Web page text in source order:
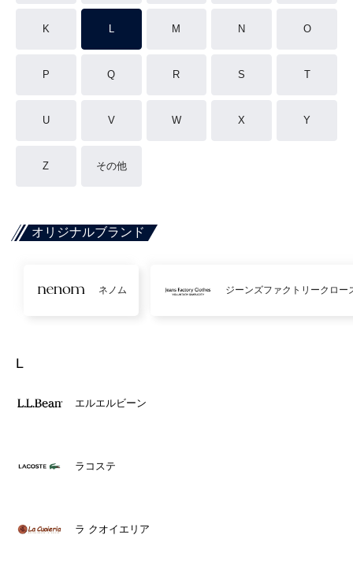
K L M N O
P Q R S T
U V W X Y
Z その他
オリジナルブランド
ネノム ジーンズファクトリークロー
L
エルエルビーン
ラコステ
ラ クオイエリア